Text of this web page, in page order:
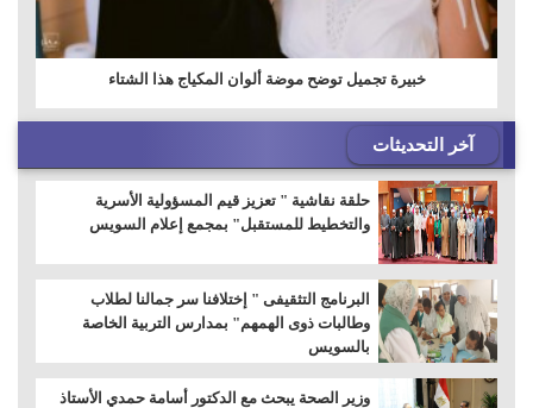
خبيرة تجميل توضح موضة ألوان المكياج هذا الشتاء
آخر التحديثات
حلقة نقاشية " تعزيز قيم المسؤولية الأسرية
والتخطيط للمستقبل" بمجمع إعلام السويس
البرنامج التثقيفى " إختلافنا سر جمالنا لطلاب
وطالبات ذوى الهمهم" بمدارس التربية الخاصة
بالسويس
وزير الصحة يبحث مع الدكتور أسامة حمدي الأستاذ